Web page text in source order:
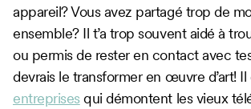
appareil? Vous avez partagé trop de
ensemble? Il t’a trop souvent aidé à
ou permis de rester en contact avec
devrais le transformer en œuvre d’art! Il
entreprisesqui démontent les vieux